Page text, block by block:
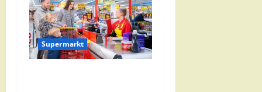
Supermarkt